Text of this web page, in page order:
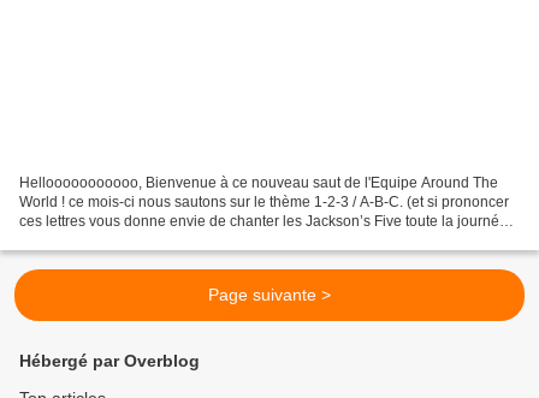
Hellooooooooooo, Bienvenue à ce nouveau saut de l'Equipe Around The
World ! ce mois-ci nous sautons sur le thème 1-2-3 / A-B-C. (et si prononcer
ces lettres vous donne envie de chanter les Jackson’s Five toute la journée,
Page suivante >
Hébergé par Overblog